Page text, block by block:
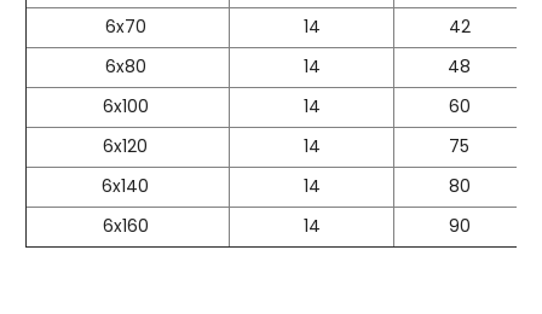
6x70
14 42
6x80
14 48
6x100
14 60
6x120
14 75
6x140
14 80
6x160
14 90